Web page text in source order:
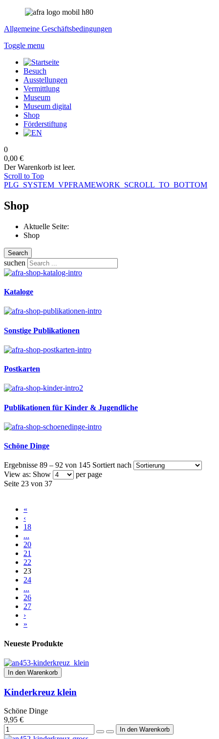
Allgemeine Geschäftsbedingungen
Toggle menu
Besuch
Ausstellungen
Vermittlung
Museum
Museum digital
Shop
Förderstiftung
0
0,00 €
Der Warenkorb ist leer.
Scroll to Top
PLG_SYSTEM_VPFRAMEWORK_SCROLL_TO_BOTTOM
Shop
Aktuelle Seite:
Shop
Search
suchen
Kataloge
Sonstige Publikationen
Postkarten
Publikationen für Kinder & Jugendliche
Schöne Dinge
Ergebnisse 89 – 92 von 145 Sortiert nach
View as: Show
per page
Seite 23 von 37
«
‹
18
...
20
21
22
23
24
...
26
27
›
»
Neueste Produkte
In den Warenkorb
Kinderkreuz klein
Schöne Dinge
9,95 €